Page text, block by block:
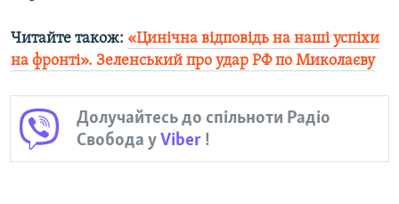
Читайте також: «Цинічна відповідь на наші успіхи
на фронті». Зеленський про удар РФ по Миколаєву
Долучайтесь до спільноти Радіо
Свобода уViber !